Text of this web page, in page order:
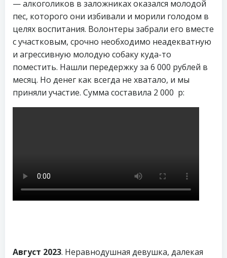
— алкоголиков в заложниках оказался молодой
пес, которого они избивали и морили голодом в
целях воспитания. Волонтеры забрали его вместе
с участковым, срочно необходимо неадекватную
и агрессивную молодую собаку куда-то
поместить. Нашли передержку за 6 000 рублей в
месяц. Но денег как всегда не хватало, и мы
приняли участие. Сумма составила 2 000 р:
Август 2023. Неравнодушная девушка, далекая